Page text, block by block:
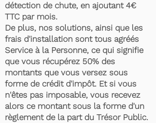
détection de chute, en ajoutant 4€
TTC par mois.
De plus, nos solutions, ainsi que les
frais d'installation sont tous agréés
Service à la Personne, ce qui signifie
que vous récupérez 50% des
montants que vous versez sous
forme de crédit d'impôt. Et si vous
n'êtes pas imposable, vous recevez
alors ce montant sous la forme d'un
règlement de la part du Trésor Public.